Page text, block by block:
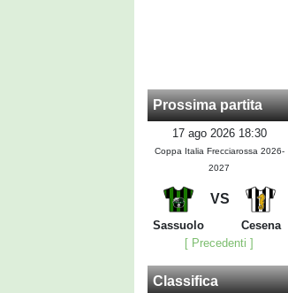
Prossima partita
17 ago 2026 18:30
Coppa Italia Frecciarossa 2026-
2027
VS
Sassuolo
Cesena
[ Precedenti ]
Classifica